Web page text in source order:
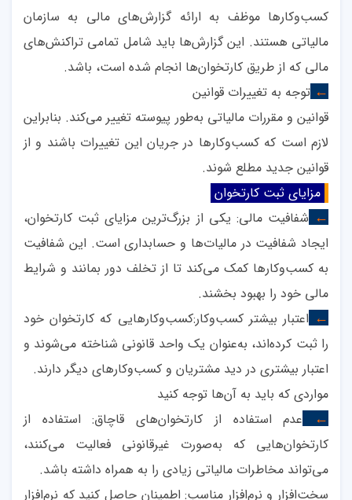
کسب‌وکارها موظف به ارائه گزارش‌های مالی به سازمان
مالیاتی هستند. این گزارش‌ها باید شامل تمامی تراکنش‌های
مالی که از طریق کارتخوان‌ها انجام شده است، باشد.
← توجه به تغییرات قوانین
قوانین و مقررات مالیاتی به‌طور پیوسته تغییر می‌کند. بنابراین
لازم است که کسب‌وکارها در جریان این تغییرات باشند و از
قوانین جدید مطلع شوند.
مزایای ثبت کارتخوان
← شفافیت مالی: یکی از بزرگ‌ترین مزایای ثبت کارتخوان،
ایجاد شفافیت در مالیات‌ها و حسابداری است. این شفافیت
به کسب‌وکارها کمک می‌کند تا از تخلف دور بمانند و شرایط
مالی خود را بهبود بخشند.
← اعتبار بیشتر کسب‌وکار:کسب‌وکارهایی که کارتخوان خود
را ثبت کرده‌اند، به‌عنوان یک واحد قانونی شناخته می‌شوند و
اعتبار بیشتری در دید مشتریان و کسب‌وکارهای دیگر دارند.
مواردی که باید به آن‌ها توجه کنید
← عدم استفاده از کارتخوان‌های قاچاق: استفاده از
کارتخوان‌هایی که به‌صورت غیرقانونی فعالیت می‌کنند،
می‌تواند مخاطرات مالیاتی زیادی را به همراه داشته باشد.
سخت‌افزار و نرم‌افزار مناسب: اطمینان حاصل کنید که نرم‌افزار